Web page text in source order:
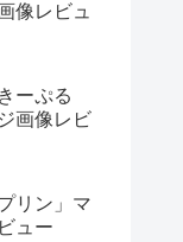
像レビュ
ーぷる
画像レビ
リン」マ
ュー